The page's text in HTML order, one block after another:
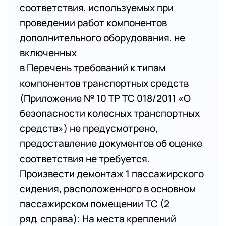
соответствия, используемых при
проведении работ компонентов
дополнительного оборудования, не
включенных
в Перечень требований к типам
компонентов транспортных средств
(Приложение № 10 ТР ТС 018/2011 «О
безопасности колесных транспортных
средств») не предусмотрено,
предоставление документов об оценке
соответствия не требуется.
Произвести демонтаж 1 пассажирского
сидения, расположенного в основном
пассажирском помещении ТС (2
ряд, справа); На места креплений